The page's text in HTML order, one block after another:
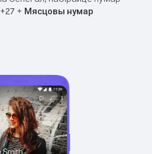
+27 + Мясцовы нумар